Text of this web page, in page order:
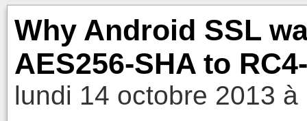
Why Android SSL
AES256-SHA to
lundi 14 octobre 2013 à